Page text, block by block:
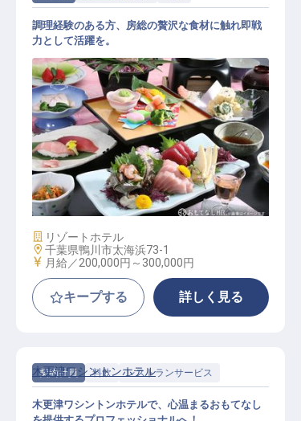
調理（和食）
調理経験のある方、房総の贅沢な食材に触れ即戦
力として活躍を。
施設業態
リゾートホテル
勤務地
千葉県鴨川市太海浜73-1
給与
月給／200,000円～ 300,000円
キープする 詳しく見る
契約社員 料飲 レストランサービス
木更津ワシントンホテル
木更津ワシントンホテルで、心温まるおもてなし